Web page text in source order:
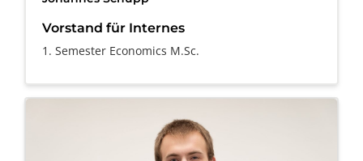
Vorstand für Internes
1. Semester Economics M.Sc.